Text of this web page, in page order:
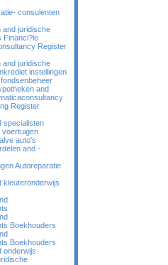
consulenten
and juridische
Financi?le
Register
and juridische
instellingen
and
Register
specialisten
voertuigen
auto's
and -
Autoreparatie
kleuteronderwijs
Boekhouders
Boekhouders
onderwijs